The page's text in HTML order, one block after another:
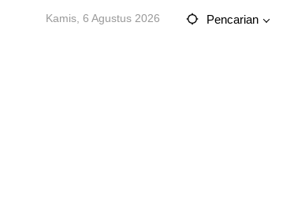
Kamis, 6 Agustus 2026 Pencarian